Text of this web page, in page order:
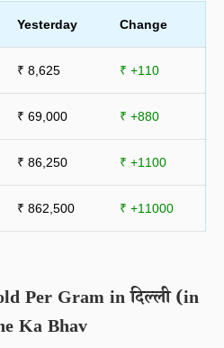
Yesterday Change
₹ 8,625 ₹ +110
₹ 69,000 ₹ +880
₹ 86,250 ₹ +1100
₹ 862,500 ₹ +11000
Per Gram in दिल्ली (in
Ka Bhav